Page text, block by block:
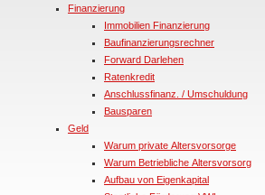
Finanzierung
Immobilien Finanzierung
Baufinanzierungsrechner
Forward Darlehen
Ratenkredit
Anschlussfinanz. / Umschuldung
Bausparen
Geld
Warum private Altersvorsorge
Warum Betriebliche Altersvorsorg
Aufbau von Eigenkapital